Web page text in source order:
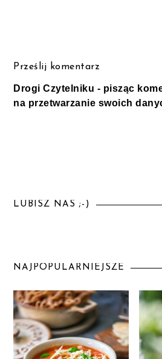
Prześlij komentarz
Drogi Czytelniku - pisząc
na przetwarzanie swoich
LUBISZ NAS ;-)
NAJPOPULARNIEJSZE